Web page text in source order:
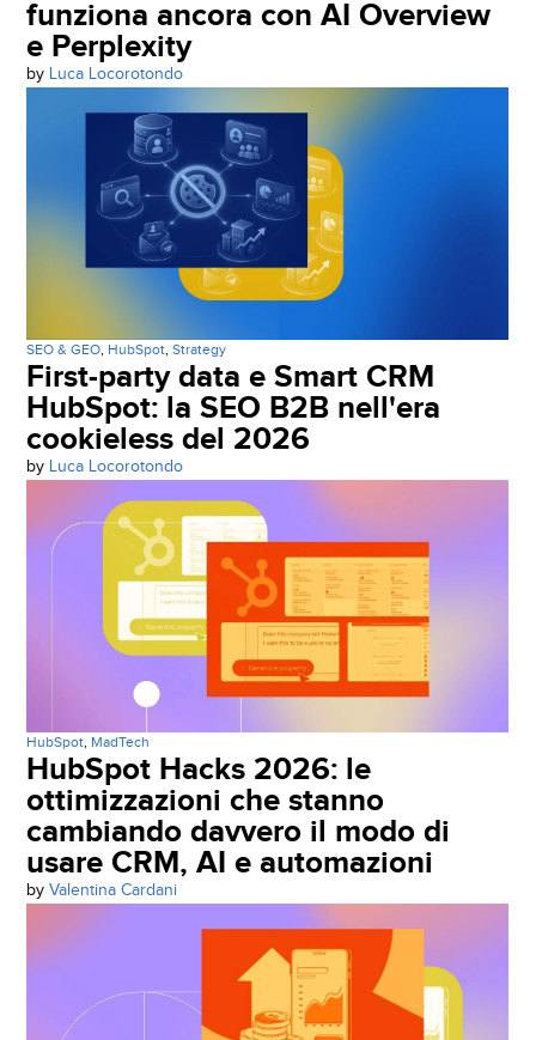
funziona ancora con AI Overview
e Perplexity
by Luca Locorotondo
SEO & GEO, HubSpot,Strategy
First-party data e Smart CRM
HubSpot: la SEO B2B nell'era
cookieless del 2026
by Luca Locorotondo
HubSpot, MadTech
HubSpot Hacks 2026: le
ottimizzazioni che stanno
cambiando davvero il modo di
usare CRM, AI e automazioni
byValentina Cardani